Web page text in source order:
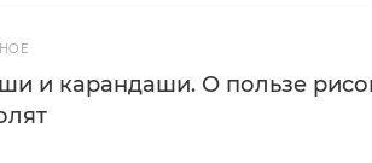
и карандаши. О пользе